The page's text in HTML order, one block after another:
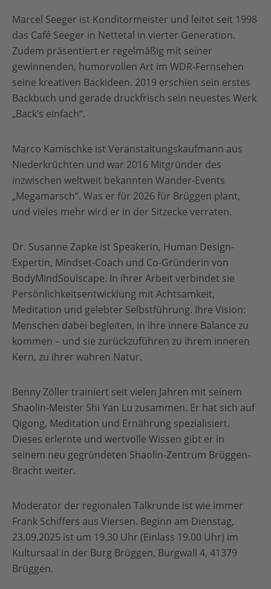
Marcel Seeger ist Konditormeister und leitet seit 1998
das Café Seeger in Nettetal in vierter Generation.
Zudem präsentiert er regelmäßig mit seiner
gewinnenden, humorvollen Art im WDR-Fernsehen
seine kreativen Backideen. 2019 erschien sein erstes
Backbuch und gerade druckfrisch sein neuestes Werk
„Back’s einfach“.
Marco Kamischke ist Veranstaltungskaufmann aus
Niederkrüchten und war 2016 Mitgründer des
inzwischen weltweit bekannten Wander-Events
„Megamarsch“. Was er für 2026 für Brüggen plant,
und vieles mehr wird er in der Sitzecke verraten.
Dr. Susanne Zapke ist Speakerin, Human Design-
Expertin, Mindset-Coach und Co-Gründerin von
BodyMindSoulscape. In ihrer Arbeit verbindet sie
Persönlichkeitsentwicklung mit Achtsamkeit,
Meditation und gelebter Selbstführung. Ihre Vision:
Menschen dabei begleiten, in ihre innere Balance zu
kommen – und sie zurückzuführen zu ihrem inneren
Kern, zu ihrer wahren Natur.
Benny Zöller trainiert seit vielen Jahren mit seinem
Shaolin-Meister Shi Yan Lu zusammen. Er hat sich auf
Qigong, Meditation und Ernährung spezialisiert.
Dieses erlernte und wertvolle Wissen gibt er in
seinem neu gegründeten Shaolin-Zentrum Brüggen-
Bracht weiter.
Moderator der regionalen Talkrunde ist wie immer
Frank Schiffers aus Viersen. Beginn am Dienstag,
23.09.2025 ist um 19.30 Uhr (Einlass 19.00 Uhr) im
Kultursaal in der Burg Brüggen, Burgwall 4, 41379
Brüggen.